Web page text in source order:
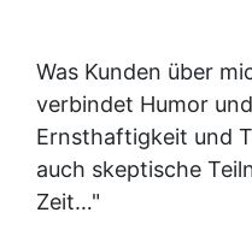
Was Kunden über
verbindet Humor
Ernsthaftigkeit und
auch skeptische
Zeit…"